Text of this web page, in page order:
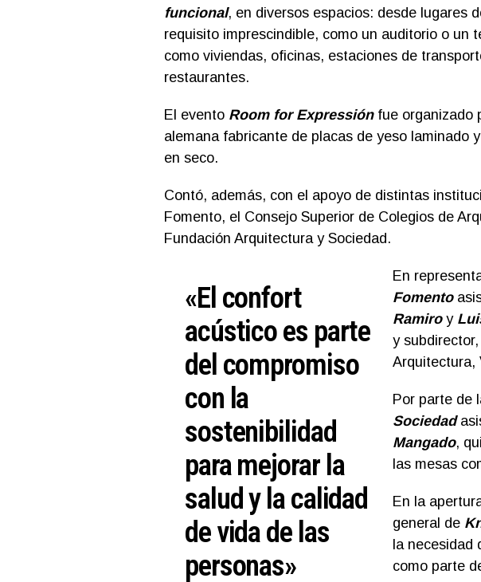
funcional, en diversos espacios: desde lugares
requisito imprescindible, como un auditorio o un
como viviendas, oficinas, estaciones de
restaurantes.
El eventoRoom for Expressiónfue organizado
alemana fabricante de placas de yeso laminado
en seco.
Contó, además, con el apoyo de distintas
Fomento, el Consejo Superior de Colegios de
Fundación Arquitectura y Sociedad.
«El confort
acústico es parte
del compromiso
con la
sostenibilidad
para mejorar la
salud y la calidad
de vida de las
personas»
En
Fomento
Ramiroy
y
Arquitectura,
Por parte de
Sociedad
Mangado,
las mesas
En la
general de
la necesidad
como parte